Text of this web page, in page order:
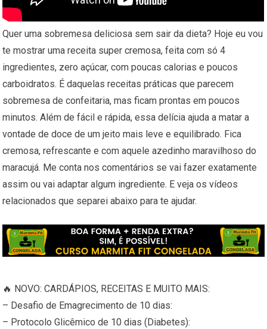
Quer uma sobremesa deliciosa sem sair da dieta? Hoje eu vou
te mostrar uma receita super cremosa, feita com só 4
ingredientes, zero açúcar, com poucas calorias e poucos
carboidratos. É daquelas receitas práticas que parecem
sobremesa de confeitaria, mas ficam prontas em poucos
minutos. Além de fácil e rápida, essa delícia ajuda a matar a
vontade de doce de um jeito mais leve e equilibrado. Fica
cremosa, refrescante e com aquele azedinho maravilhoso do
maracujá. Me conta nos comentários se vai fazer exatamente
assim ou vai adaptar algum ingrediente. E veja os vídeos
relacionados que separei abaixo para te ajudar.
🔥 NOVO: CARDÁPIOS, RECEITAS E MUITO MAIS:
– Desafio de Emagrecimento de 10 dias:
– Protocolo Glicêmico de 10 dias (Diabetes):